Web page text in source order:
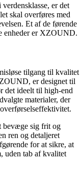
er det
skal overføres med
Et af de førende
enheder er XZOUND.
tilgang til kvalitet
er designet til
det ideelt til high-end
materialer, der
bevæge sig frit og
ren og detaljeret
for at sikre, at
uden tab af kvalitet